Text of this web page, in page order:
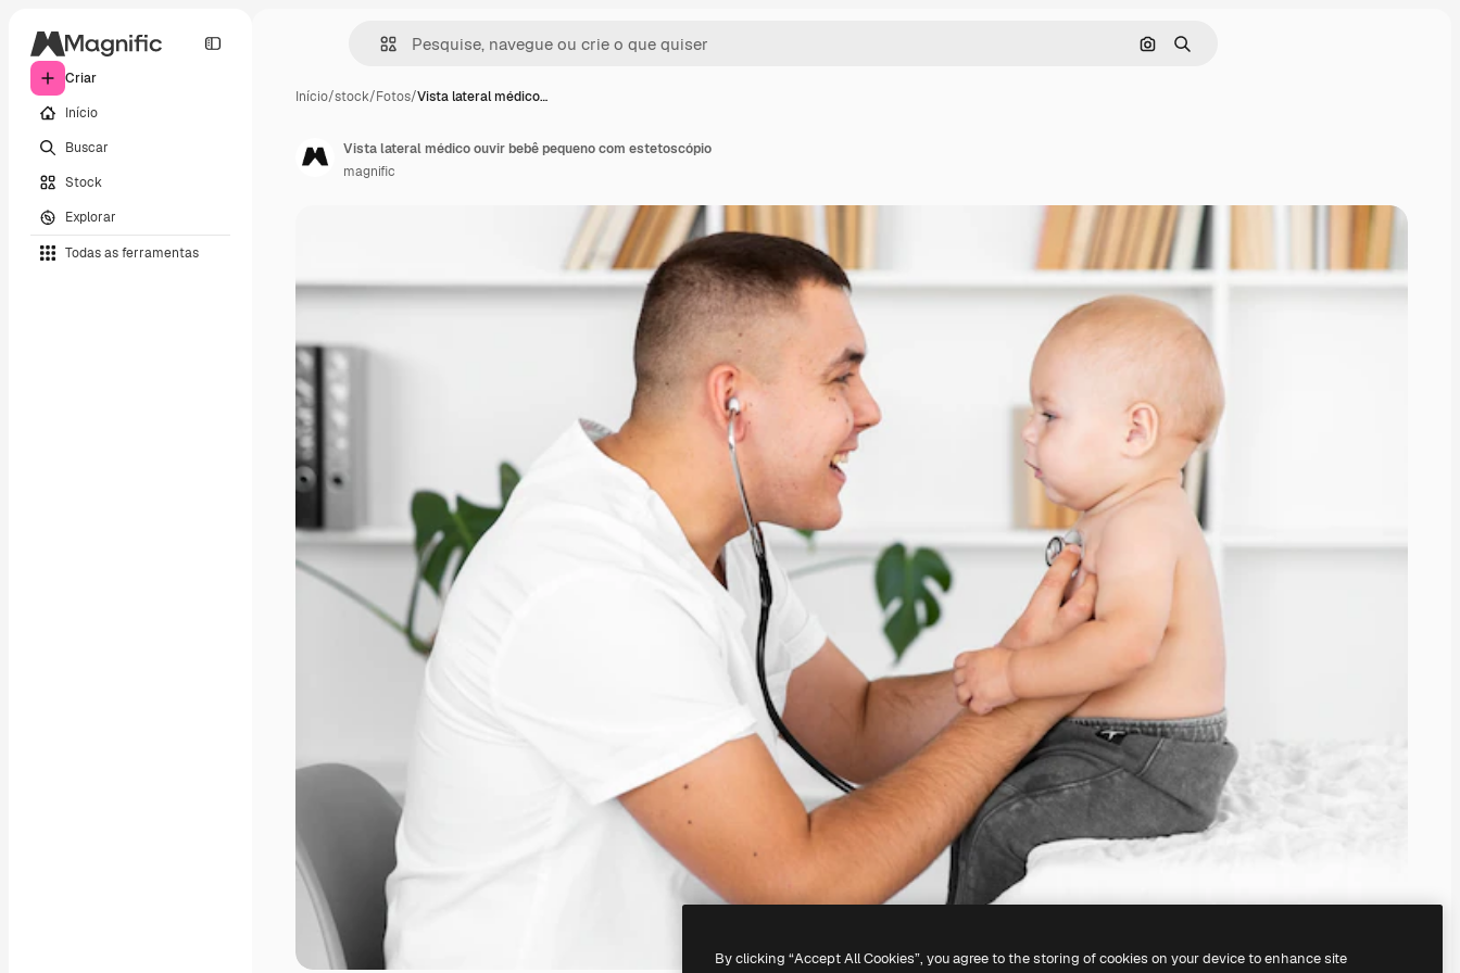
Criar
Início
Buscar
Stock
Explorar
Todas as ferramentas
Pesquisar por imagem
Buscar
Início/stock/Fotos/Vista lateral médico…
Vista lateral médico ouvir bebê pequeno com estetoscópio
magnific
By clicking “Accept All Cookies”, you agree to the storing of cookies on your device to enhance site